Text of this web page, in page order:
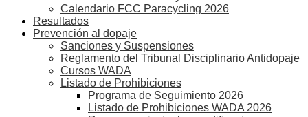
Calendario FCC Paracycling 2026
Resultados
Prevención al dopaje
Sanciones y Suspensiones
Reglamento del Tribunal Disciplinario Antidopaje
Cursos WADA
Listado de Prohibiciones
Programa de Seguimiento 2026
Listado de Prohibiciones WADA 2026